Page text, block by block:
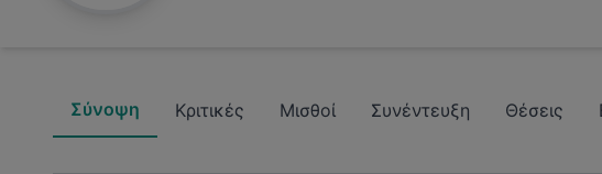
Σύνοψη Κριτικές Μισθοί Συνέντευξη Θέσεις